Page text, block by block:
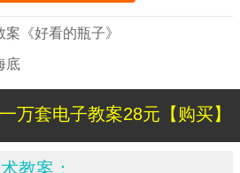
《好看的瓶子》
底
一万套电子教案28元【购买】
教案：